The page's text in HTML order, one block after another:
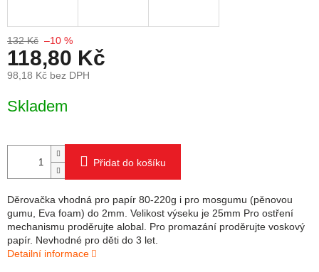
132 Kč –10 %
118,80 Kč
98,18 Kč bez DPH
Skladem
Přidat do košíku
Děrovačka vhodná pro papír 80-220g i pro mosgumu (pěnovou
gumu, Eva foam) do 2mm. Velikost výseku je 25mm Pro ostření
mechanismu proděrujte alobal. Pro promazání proděrujte voskový
papír. Nevhodné pro děti do 3 let.
Detailní informace